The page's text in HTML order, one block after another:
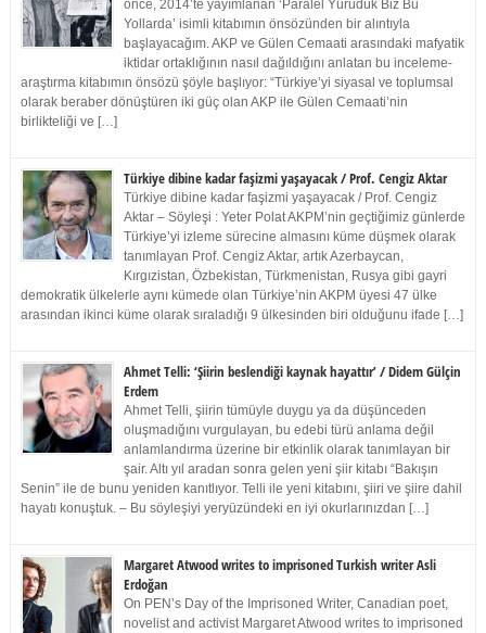
önce, 2014’te yayımlanan ‘Paralel Yürüdük Biz Bu
Yollarda’ isimli kitabımın önsözünden bir alıntıyla
başlayacağım. AKP ve Gülen Cemaati arasındaki mafyatik
iktidar ortaklığının nasıl dağıldığını anlatan bu inceleme-
araştırma kitabımın önsözü şöyle başlıyor: “Türkiye’yi siyasal ve toplumsal
olarak beraber dönüştüren iki güç olan AKP ile Gülen Cemaati’nin
birlikteliği ve […]
Türkiye dibine kadar faşizmi yaşayacak / Prof. Cengiz Aktar
Türkiye dibine kadar faşizmi yaşayacak / Prof. Cengiz
Aktar – Söyleşi : Yeter Polat AKPM’nin geçtiğimiz günlerde
Türkiye’yi izleme sürecine almasını küme düşmek olarak
tanımlayan Prof. Cengiz Aktar, artık Azerbaycan,
Kırgızistan, Özbekistan, Türkmenistan, Rusya gibi gayri
demokratik ülkelerle aynı kümede olan Türkiye’nin AKPM üyesi 47 ülke
arasından ikinci küme olarak sıraladığı 9 ülkesinden biri olduğunu ifade […]
Ahmet Telli: ‘Şiirin beslendiği kaynak hayattır’ / Didem Gülçin
Erdem
Ahmet Telli, şiirin tümüyle duygu ya da düşünceden
oluşmadığını vurgulayan, bu edebi türü anlama değil
anlamlandırma üzerine bir etkinlik olarak tanımlayan bir
şair. Altı yıl aradan sonra gelen yeni şiir kitabı “Bakışın
Senin” ile de bunu yeniden kanıtlıyor. Telli ile yeni kitabını, şiiri ve şiire dahil
hayatı konuştuk. – Bu söyleşiyi yeryüzündeki en iyi okurlarınızdan […]
Margaret Atwood writes to imprisoned Turkish writer Asli
Erdoğan
On PEN’s Day of the Imprisoned Writer, Canadian poet,
novelist and activist Margaret Atwood writes to imprisoned